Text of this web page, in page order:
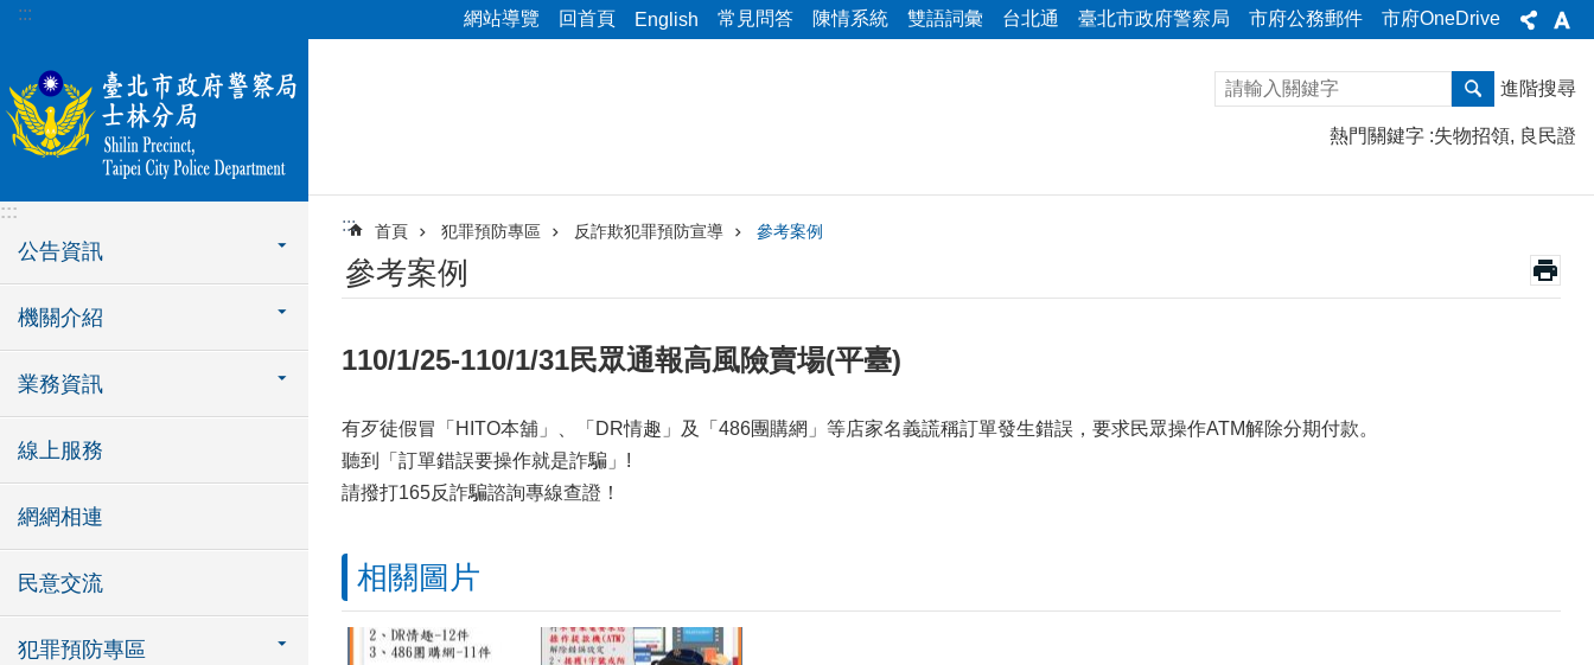
跳到主要內容區塊
::: 網站導覽 回首頁 English 常見問答 陳情系統 雙語詞彙 台北通 臺北市政府警察局 市府公務郵件 市府OneDrive
:::
公告資訊
機關介紹
業務資訊
線上服務
網網相連
民意交流
犯罪預防專區
進階搜尋
熱門關鍵字 失物招領 良民證
::: 首頁 犯罪預防專區 反詐欺犯罪預防宣導 參考案例
參考案例
110/1/25-110/1/31民眾通報高風險賣場(平臺)
有歹徒假冒「HITO本舖」、「DR情趣」及「486團購網」等店家名義謊稱訂單發生錯誤，要求民眾操作ATM解除分期付款。
聽到「訂單錯誤要操作就是詐騙」!
請撥打165反詐騙諮詢專線查證！
相關圖片